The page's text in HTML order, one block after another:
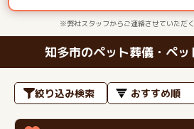
※弊社スタッフからご連絡させていただく
知多市のペット葬儀・ペ
絞り込み検索